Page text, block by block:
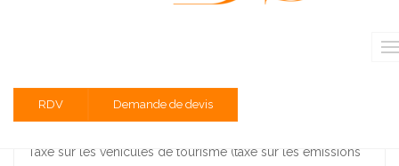
RDV Demande de devis
TVA régime réel normal d'imposition
Taxe sur les véhicules de tourisme (taxe sur les émissions